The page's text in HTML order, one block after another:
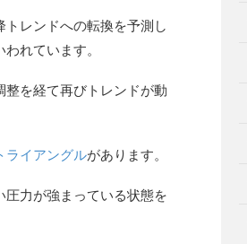
トレンドへの転換を予測し
れています。
を経て再びトレンドが動
ライアングルがあります。
力が強まっている状態を